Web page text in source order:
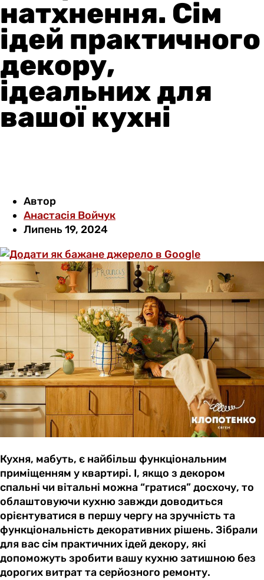
натхнення. Сім
ідей практичного
декору,
ідеальних для
вашої кухні
Автор
Анастасія Войчук
Липень 19, 2024
Кухня, мабуть, є найбільш функціональним
приміщенням у квартирі. І, якщо з декором
спальні чи вітальні можна “гратися” досхочу, то
облаштовуючи кухню завжди доводиться
орієнтуватися в першу чергу на зручність та
функціональність декоративних рішень. Зібрали
для вас сім практичних ідей декору, які
допоможуть зробити вашу кухню затишною без
дорогих витрат та серйозного ремонту.